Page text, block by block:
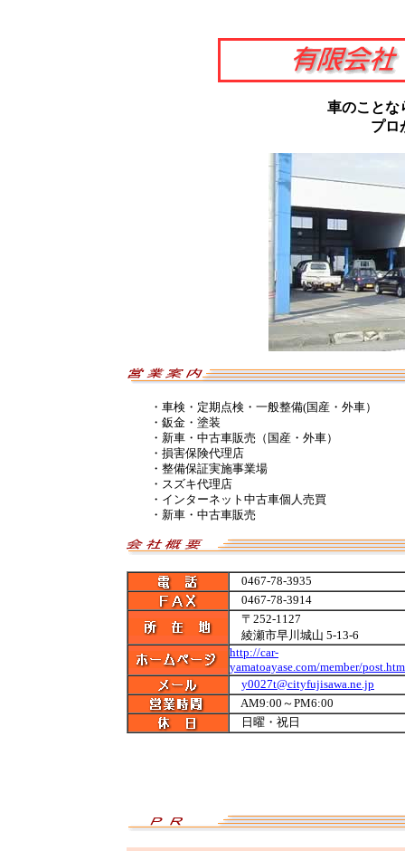
車のことな
プロ
・車検・定期点検・一般整備(国産・外車）
・鈑金・塗装
・新車・中古車販売（国産・外車）
・損害保険代理店
・整備保証実施事業場
・スズキ代理店
・インターネット中古車個人売買
・新車・中古車販売
0467-78-3935
0467-78-3914
〒252-1127
綾瀬市早川城山 5-13-6
http://car-
yamatoayase.com/member/
y0027t@cityfujisawa.ne.jp
AM9:00～PM6:00
日曜・祝日